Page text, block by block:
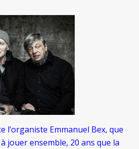
l’organiste Emmanuel Bex, que
jouer ensemble, 20 ans que la